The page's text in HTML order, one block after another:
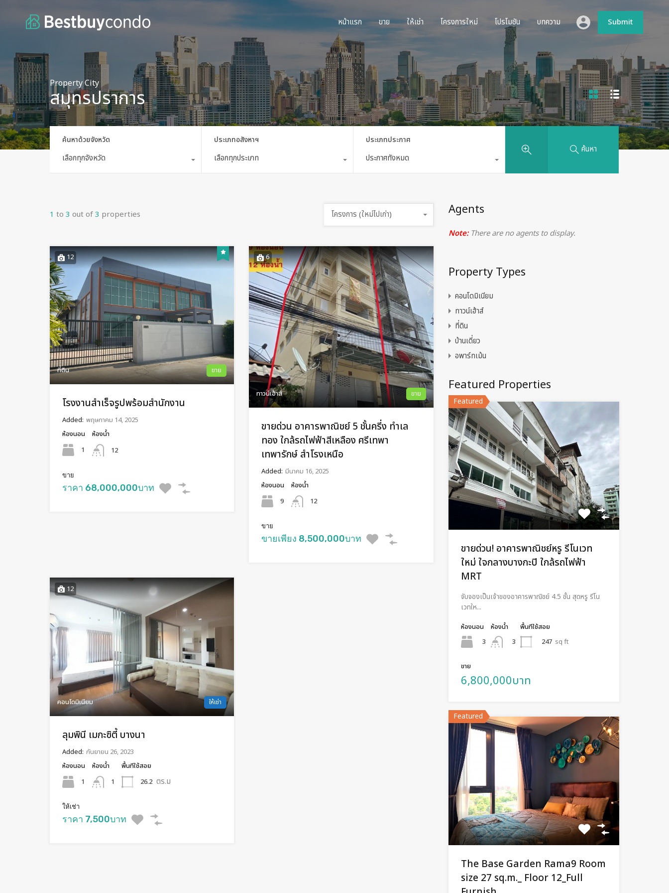
หน้าแรก ขาย ให้เช่า โครงการใหม่ โปรโมชัน บทความ Submit
หน้าแรก ขาย ให้เช่า โครงการใหม่ โปรโมชัน บทความ Submit
Property City
สมุทรปราการ
ค้นหาด้วยจังหวัด
เลือกทุกจังหวัด
ประเภทอสังหาฯ
เลือกทุกประเภท
ประเภทประกาศ
ประกาศทั้งหมด
ค้นหา
1 to 3 out of3 properties โครงการ (ใหม่ไปเก่า)
12
ที่ดิน ขาย
โรงงานสำเร็จรูปพร้อมสำนักงาน
Added: พฤษภาคม 14, 2025
ห้องนอน
1
ห้องน้ำ
12
ขาย
ราคา 68,000,000บาท
6
ทาวน์เฮ้าส์ ขาย
ขายด่วน อาคารพาณิชย์ 5 ชั้นครี่ง ทำเล
ทอง ใกล้รถไฟฟ้าสีเหลือง ศรีเทพา
เทพารักษ์ สำโรงเหนือ
Added: มีนาคม 16, 2025
ห้องนอน
9
ห้องน้ำ
12
ขาย
ขายเพียง 8,500,000บาท
12
คอนโดมิเนียม ให้เช่า
ลุมพินี เมกะซิตี้ บางนา
Added: กันยายน 26, 2023
ห้องนอน
1
ห้องน้ำ
1
พื้นทีใช้สอย
26.2 ตร.ม
ให้เช่า
ราคา 7,500บาท
Agents
Note:There are no agents to display.
Property Types
คอนโดมิเนียม
ทาวน์เฮ้าส์
ที่ดิน
บ้านเดี่ยว
อพาร์ทเม้น
Featured Properties
Featured
ขายด่วน! อาคารพาณิชย์หรู รีโนเวท
ใหม่ ใจกลางบางกะปิ ใกล้รถไฟฟ้า
MRT
จับจองเป็นเจ้าของอาคารพาณิชย์ 4.5 ชั้น สุดหรู รีโน
เวทให...
ห้องนอน
3
ห้องน้ำ
3
พื้นทีใช้สอย
247 sq ft
ขาย
6,800,000บาท
Featured
The Base Garden Rama9 Room
size 27 sq.m._ Floor 12_Full